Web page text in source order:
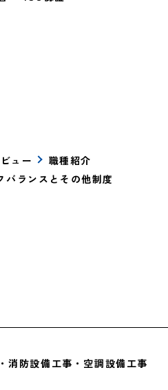
ュー
職種紹介
バランスとその他制度
消防設備工事・空調設備工事